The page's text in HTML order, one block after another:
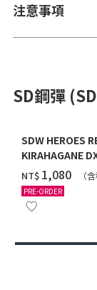
注意事項
SD鋼彈
SDW HEROES
KIRAHAGANE
[SPECIAL
年2月發送]
NT$ ‌1,080 （
PRE-ORDER